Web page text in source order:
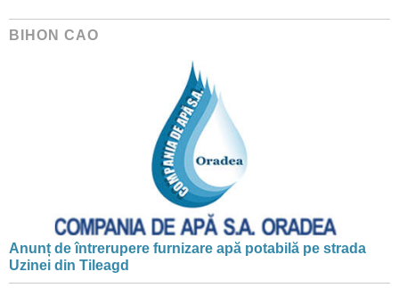
BIHON CAO
Anunț de întrerupere furnizare apă potabilă pe strada
Uzinei din Tileagd